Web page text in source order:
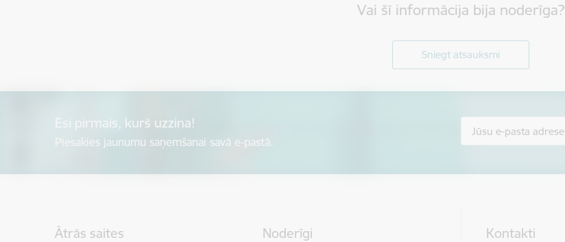
Vai šī informācija bija noderīga?
Sniegt atsauksmi
Esi pirmais, kurš uzzina!
Piesakies jaunumu saņemšanai savā e-pastā.
Ātrās saites Noderīgi Kontakti